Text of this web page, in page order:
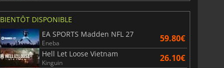
BIENTÔT DISPONIBLE
EA SPORTS Madden NFL 27
Eneba 59.80€
Hell Let Loose Vietnam
Kinguin 26.10€